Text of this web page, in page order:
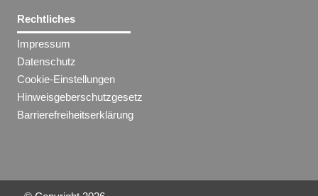
Rechtliches
Impressum
Datenschutz
Cookie-Einstellungen
Hinweisgeberschutzgesetz
Barrierefreiheitserklärung